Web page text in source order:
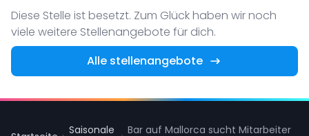
Diese Stelle ist besetzt. Zum Glück haben wir noch
viele weitere Stellenangebote für dich.
Alle stellenangebote
Saisonale
Bar auf Mallorca sucht Mitarbeiter